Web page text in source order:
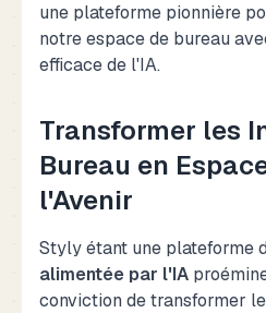
une plateforme pionnière
notre espace de bureau
efficace de l'IA.
Transformer les
Bureau en
l'Avenir
Styly étant une plateforme
alimentée par l'IA
conviction de transformer